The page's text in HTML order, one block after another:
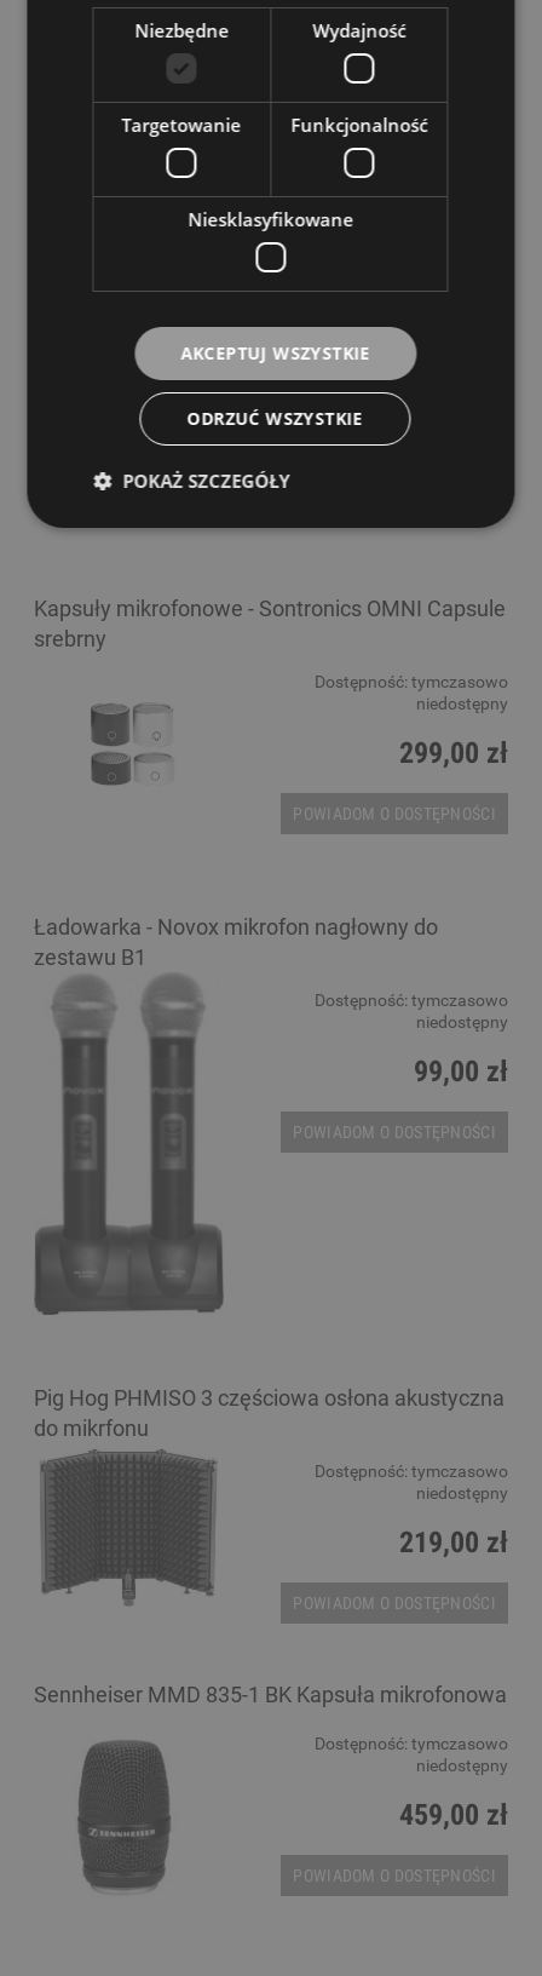
395,00 zł
POWIADOM O DOSTĘPNOŚCI
Kapsuły mikrofonowe - Sontronics HYPER
Dostępność:tymczasowo
299,00 zł
POWIADOM O DOSTĘPNOŚCI
Kapsuły mikrofonowe - Sontronics OMNI Capsule
srebrny
Dostępność: tymczasowo
niedostępny
299,00 zł
POWIADOM O DOSTĘPNOŚCI
Ładowarka - Novox mikrofon nagłowny do
zestawu B1
Dostępność: tymczasowo
niedostępny
99,00 zł
POWIADOM O DOSTĘPNOŚCI
Pig Hog PHMISO 3 częściowa osłona akustyczna
do mikrfonu
Dostępność: tymczasowo
niedostępny
219,00 zł
POWIADOM O DOSTĘPNOŚCI
Sennheiser MMD 835-1 BK Kapsuła mikrofonowa
Dostępność: tymczasowo
niedostępny
459,00 zł
POWIADOM O DOSTĘPNOŚCI
Niezbędne Wydajność
Targetowanie Funkcjonalność
Niesklasyfikowane
AKCEPTUJ WSZYSTKIE
ODRZUĆ WSZYSTKIE
POKAŻ SZCZEGÓŁY